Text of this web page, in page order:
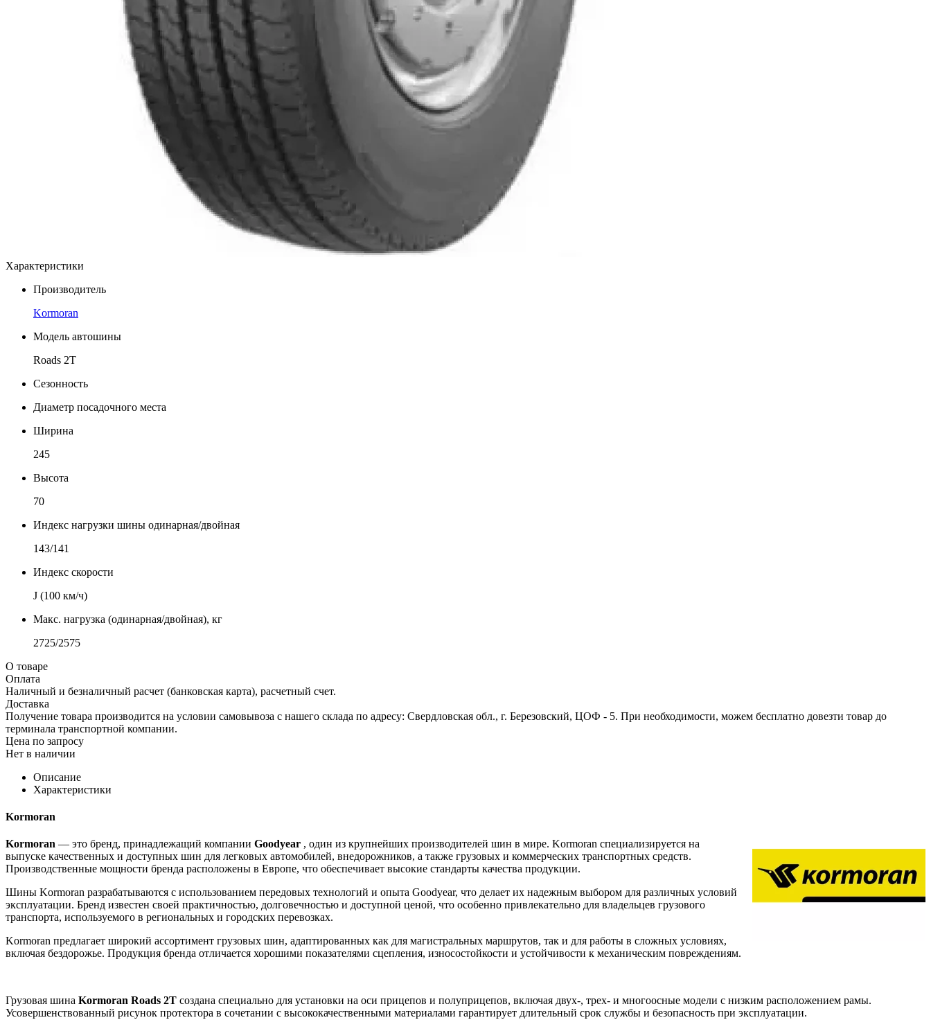
Характеристики
Производитель
Kormoran
Модель автошины
Roads 2T
Сезонность
Диаметр посадочного места
Ширина
245
Высота
70
Индекс нагрузки шины одинарная/двойная
143/141
Индекс скорости
J (100 км/ч)
Макс. нагрузка (одинарная/двойная), кг
2725/2575
О товаре
Оплата
Наличный и безналичный расчет (банковская карта), расчетный счет.
Доставка
Получение товара производится на условии самовывоза с нашего склада по адресу: Свердловская обл., г. Березовский, ЦОФ - 5. При необходимости, можем бесплатно довезти товар до
терминала транспортной компании.
Цена по запросу
Нет в наличии
Описание
Характеристики
Kormoran
Kormoran — это бренд, принадлежащий компании Goodyear , один из крупнейших производителей шин в мире. Kormoran специализируется на
выпуске качественных и доступных шин для легковых автомобилей, внедорожников, а также грузовых и коммерческих транспортных средств.
Производственные мощности бренда расположены в Европе, что обеспечивает высокие стандарты качества продукции.
Шины Kormoran разрабатываются с использованием передовых технологий и опыта Goodyear, что делает их надежным выбором для различных условий
эксплуатации. Бренд известен своей практичностью, долговечностью и доступной ценой, что особенно привлекательно для владельцев грузового
транспорта, используемого в региональных и городских перевозках.
Kormoran предлагает широкий ассортимент грузовых шин, адаптированных как для магистральных маршрутов, так и для работы в сложных условиях,
включая бездорожье. Продукция бренда отличается хорошими показателями сцепления, износостойкости и устойчивости к механическим повреждениям.
Грузовая шина Kormoran Roads 2T создана специально для установки на оси прицепов и полуприцепов, включая двух-, трех- и многоосные модели с низким расположением рамы.
Усовершенствованный рисунок протектора в сочетании с высококачественными материалами гарантирует длительный срок службы и безопасность при эксплуатации.